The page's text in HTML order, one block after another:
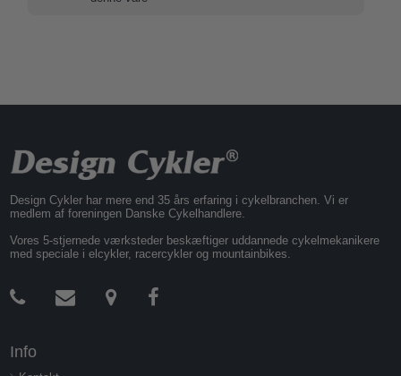
Design Cykler har mere end 35 års erfaring i cykelbranchen. Vi er
medlem af foreningen Danske Cykelhandlere.
Vores 5-stjernede værksteder beskæftiger uddannede cykelmekanikere
med speciale i elcykler, racercykler og mountainbikes.
Info